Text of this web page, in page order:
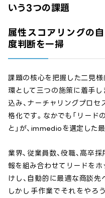
いう3つの課題
属性スコアリングの
度判断を一掃
課題の核心を把握した二見様
環として三つの施策に着手し
込み、ナーチャリングプロ
格化です。なかでも「リード
と」が、immedioを選定した
業界、従業員数、役職、高卒
報を組み合わせてリードをホ
けし、自動的に最適な商談先
しかし手作業でそれをやろ